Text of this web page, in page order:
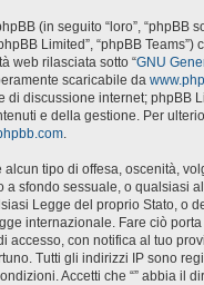
(in seguito “loro”, “phpBB
Limited”, “phpBB
web rilasciata sotto “GNU
scaricabile da
di discussione internet; phpBB
e della gestione. Per
.
alcun tipo di offesa, oscenità,
a sfondo sessuale, o qualsiasi
Legge del proprio Stato, o
internazionale. Fare ciò porta
accesso, con notifica al tuo
Tutti gli indirizzi IP sono
Accetti che “” abbia il